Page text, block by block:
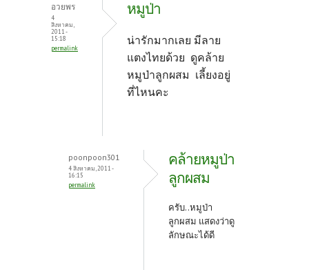
อวยพร
4
สิงหาคม,
2011 -
15:18
permalink
หมูป่า
น่ารักมากเลย มีลาย
แตงไทยด้วย ดูคล้าย
หมูป่าลูกผสม เลี้ยงอยู่
ที่ไหนคะ
poonpoon301
4 สิงหาคม, 2011 -
16:15
permalink
คล้ายหมูป่า
ลูกผสม
ครับ..หมูป่า
ลูกผสม แสดงว่าดู
ลักษณะได้ดี